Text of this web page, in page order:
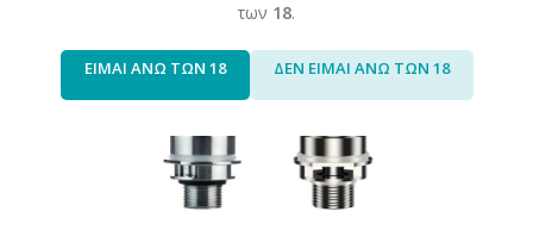
των 18.
ΕΙΜΑΙ ΑΝΩ ΤΩΝ 18 ΔΕΝ ΕΙΜΑΙ ΑΝΩ ΤΩΝ 18